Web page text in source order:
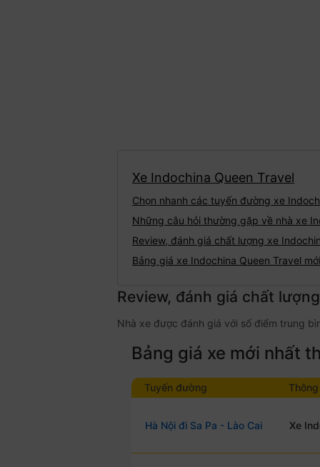
Xe Indochina Queen Travel
Chọn nhanh các tuyến đường xe
Những câu hỏi thường gặp về nhà xe
Review, đánh giá chất lượng xe
Bảng giá xe Indochina Queen Travel
Review, đánh giá chất
Nhà xe được đánh giá với số điểm trung
Bảng giá xe mới nhất
Tuyến đường
Hà Nội đi Sa Pa - Lào Cai Xe